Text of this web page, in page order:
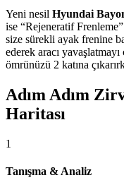
Yeni nesil Hyundai
ise “Rejeneratif
size sürekli ayak frenine
ederek aracı
ömrünüzü 2 katına
Adım Adım
Haritası
1
Tanışma & Analiz